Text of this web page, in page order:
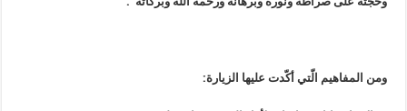
ومن المفاهيم الّتي أكّدت عليها الزيارة: